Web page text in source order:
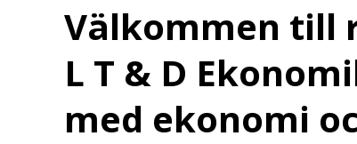
Välkommen till
L T & D
med ekonomi